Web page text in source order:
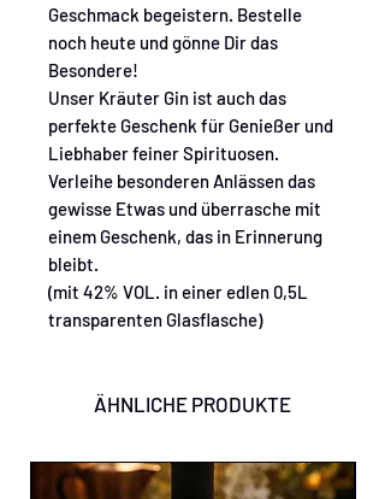
Geschmack begeistern. Bestelle
noch heute und gönne Dir das
Besondere!
Unser Kräuter Gin ist auch das
perfekte Geschenk für Genießer und
Liebhaber feiner Spirituosen.
Verleihe besonderen Anlässen das
gewisse Etwas und überrasche mit
einem Geschenk, das in Erinnerung
bleibt.
(mit 42% VOL. in einer edlen 0,5L
transparenten Glasflasche)
ÄHNLICHE PRODUKTE